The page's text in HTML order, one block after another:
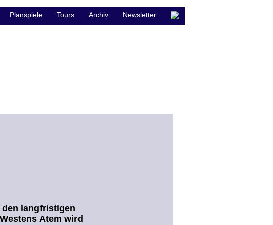
langfristigen
Atem wird
Planspiele Tours Archiv Newsletter